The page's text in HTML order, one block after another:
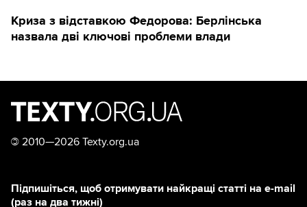
Криза з відставкою Федорова: Берлінська
назвала дві ключові проблеми влади
© 2010—2026 Texty.org.ua
Підпишіться, щоб отримувати найкращі статті на e-mail
(раз на два тижні)